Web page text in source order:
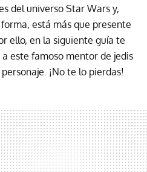
del universo Star Wars y,
está más que presente
ello, en la siguiente guía te
este famoso mentor de jedis
¡No te lo pierdas!